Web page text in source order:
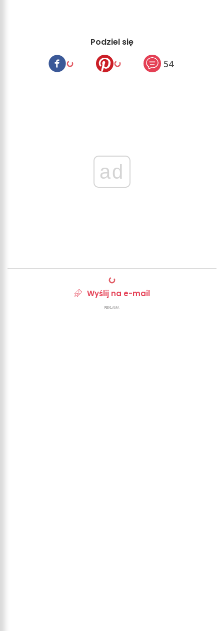
Podziel się
54
ad
Wyślij na e-mail
REKLAMA